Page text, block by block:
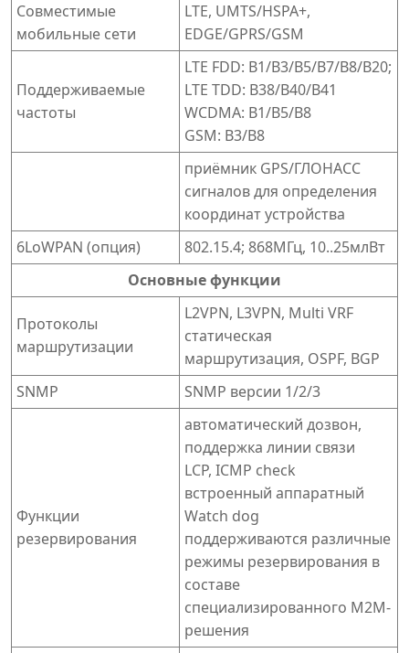
Совместимые
мобильные сети
LTE, UMTS/HSPA+,
EDGE/GPRS/GSM
Поддерживаемые
частоты
LTE FDD: B1/B3/B5/B7/B8/B20;
LTE TDD: B38/B40/B41
WCDMA: B1/B5/B8
GSM: B3/B8
приёмник GPS/ГЛОНАСС
сигналов для определения
координат устройства
6LoWPAN (опция)
802.15.4; 868МГц, 10..25млВт
Основные функции
Протоколы
маршрутизации
L2VPN, L3VPN, Multi VRF
статическая
маршрутизация, OSPF, BGP
SNMP
SNMP версии 1/2/3
Функции
резервирования
автоматический дозвон,
поддержка линии связи
LCP, ICMP check
встроенный аппаратный
Watch dog
поддерживаются различные
режимы резервирования в
составе
специализированного M2M-
решения